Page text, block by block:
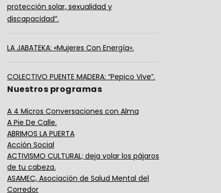
protección solar, sexualidad y
discapacidad”.
LA JABATEKA: «Mujeres Con Energía».
COLECTIVO PUENTE MADERA: “Pepico Vive”.
Nuestros programas
A 4 Micros Conversaciones con Alma
A Pie De Calle.
ABRIMOS LA PUERTA
Acción Social
ACTIVISMO CULTURAL; deja volar los pájaros
de tu cabeza.
ASAMEC, Asociación de Salud Mental del
Corredor